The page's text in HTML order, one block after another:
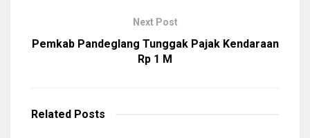
Next Post
Pemkab Pandeglang Tunggak Pajak Kendaraan
Rp 1 M
Related Posts